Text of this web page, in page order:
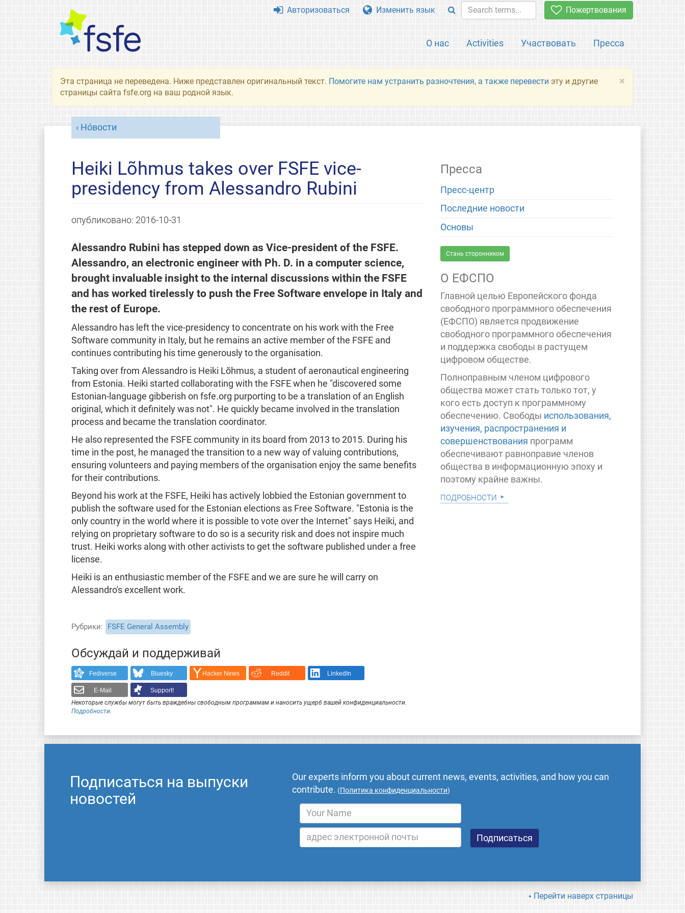
Пожертвования
О нас Activities Участвовать Пресса
Авторизоваться Изменить язык
×
Эта страница не переведена. Ниже представлен оригинальный текст. Помогите нам устранить разночтения, а также перевести эту и другие
страницы сайта fsfe.org на ваш родной язык.
Но́вости
Heiki Lõhmus takes over FSFE vice-
presidency from Alessandro Rubini
опубликовано: 2016-10-31
Alessandro Rubini has stepped down as Vice-president of the FSFE.
Alessandro, an electronic engineer with Ph. D. in a computer science,
brought invaluable insight to the internal discussions within the FSFE
and has worked tirelessly to push the Free Software envelope in Italy and
the rest of Europe.
Alessandro has left the vice-presidency to concentrate on his work with the Free
Software community in Italy, but he remains an active member of the FSFE and
continues contributing his time generously to the organisation.
Taking over from Alessandro is Heiki Lõhmus, a student of aeronautical engineering
from Estonia. Heiki started collaborating with the FSFE when he "discovered some
Estonian-language gibberish on fsfe.org purporting to be a translation of an English
original, which it definitely was not". He quickly became involved in the translation
process and became the translation coordinator.
He also represented the FSFE community in its board from 2013 to 2015. During his
time in the post, he managed the transition to a new way of valuing contributions,
ensuring volunteers and paying members of the organisation enjoy the same benefits
for their contributions.
Beyond his work at the FSFE, Heiki has actively lobbied the Estonian government to
publish the software used for the Estonian elections as Free Software. "Estonia is the
only country in the world where it is possible to vote over the Internet" says Heiki, and
relying on proprietary software to do so is a security risk and does not inspire much
trust. Heiki works along with other activists to get the software published under a free
license.
Heiki is an enthusiastic member of the FSFE and we are sure he will carry on
Alessandro's excellent work.
Рубрики FSFE General Assembly
Обсуждай и поддерживай
Fediverse Bluesky Hacker News Reddit LinkedIn
E-Mail
Support!
Некоторые службы могут быть враждебны свободным программам и наносить ущерб вашей конфиденциальности.
Подробности.
Пресса
Пресс-центр
Последние новости
Основы
Стань сторонником
О ЕФСПО
Главной целью Европейского фонда
свободного программного обеспечения
(ЕФСПО) является продвижение
свободного программного обеспечения
и поддержка свободы в растущем
цифровом обществе.
Полноправным членом цифрового
общества может стать только тот, у
кого есть доступ к программному
обеспечению. Свободы использования,
изучения, распространения и
совершенствования программ
обеспечивают равноправие членов
общества в информационную эпоху и
поэтому крайне важны.
подробности
Подписаться на выпуски
новостей
Our experts inform you about current news, events, activities, and how you can
contribute. (Политика конфиденциальности)
Перейти наверх страницы